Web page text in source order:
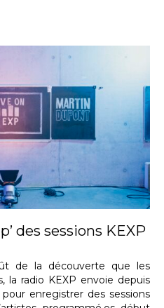
des sessions KEXP
de la découverte que les
la radio KEXP envoie depuis
enregistrer des sessions